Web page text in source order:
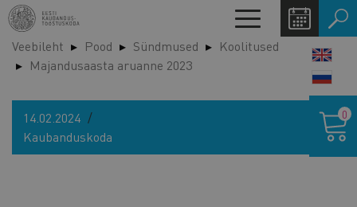
Liigu
edasi
põhisisu
juurde
Toggle
navigation
Veebileht Pood Sündmused
Koolitused
Majandusaasta aruanne 2023
14.02.2024
Kaubanduskoda
0